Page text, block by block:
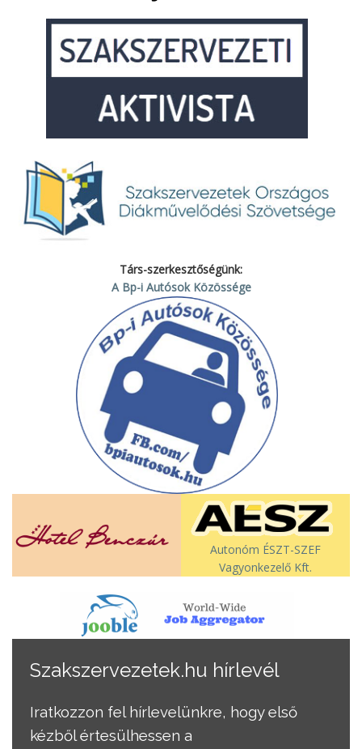
Társ-szerkesztőségünk:
A Bp-i Autósok Közössége
Autonóm ÉSZT-SZEF
Vagyonkezelő Kft.
Szakszervezetek.hu hírlevél
Iratkozzon fel hírlevelünkre, hogy első
kézből értesülhessen a